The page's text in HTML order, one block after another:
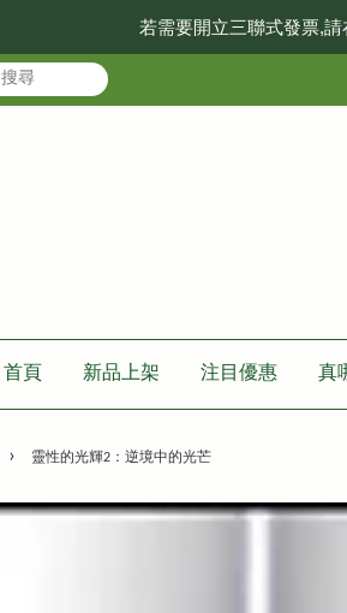
若需要開立三聯式發票,
搜尋
首頁 新品上架 注目優惠 真
› 靈性的光輝2：逆境中的光芒